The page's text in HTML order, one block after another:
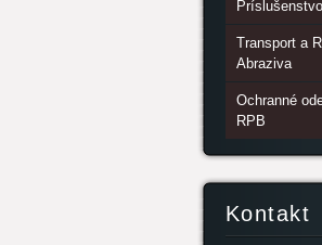
Príslušenstvo
Transport a
Abraziva
Ochranné
RPB
Kontakt